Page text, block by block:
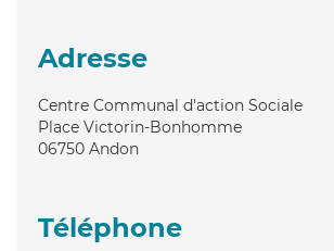
Adresse
Centre Communal d'action Sociale
Place Victorin-Bonhomme
06750 Andon
Téléphone